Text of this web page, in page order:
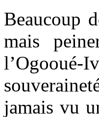
Beaucoup
mais
jamais vu